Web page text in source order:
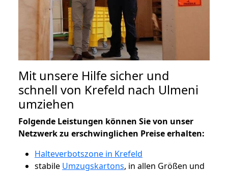
Mit unsere Hilfe sicher und
schnell von Krefeld nach Ulmeni
umziehen
Folgende Leistungen können Sie von unser
Netzwerk zu erschwinglichen Preise erhalten:
Halteverbotszone in Krefeld
stabile Umzugskartons, in allen Größen und